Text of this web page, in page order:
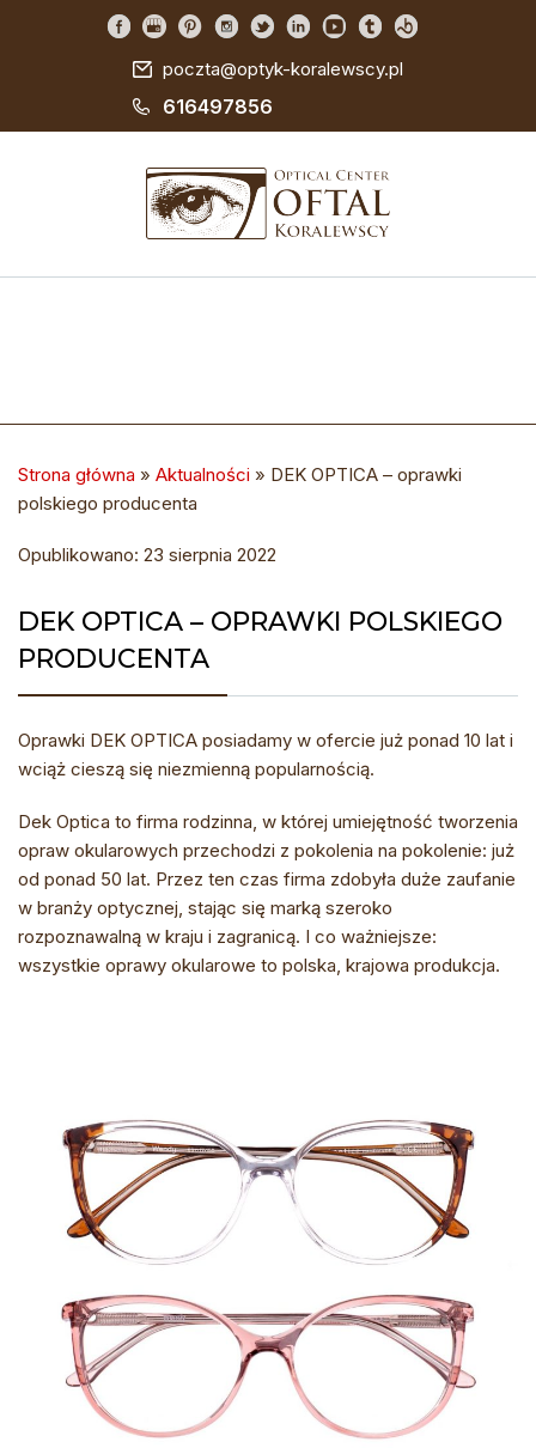
poczta@optyk-koralewscy.pl
616497856
Strona główna » Aktualności » DEK OPTICA – oprawki
polskiego producenta
Opublikowano: 23 sierpnia 2022
DEK OPTICA – OPRAWKI POLSKIEGO
PRODUCENTA
Oprawki DEK OPTICA posiadamy w ofercie już ponad 10 lat i
wciąż cieszą się niezmienną popularnością.
Dek Optica to firma rodzinna, w której umiejętność tworzenia
opraw okularowych przechodzi z pokolenia na pokolenie: już
od ponad 50 lat. Przez ten czas firma zdobyła duże zaufanie
w branży optycznej, stając się marką szeroko
rozpoznawalną w kraju i zagranicą. I co ważniejsze:
wszystkie oprawy okularowe to polska, krajowa produkcja.